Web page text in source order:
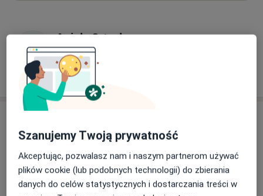
Aniela Sztark
Pediatra
Powiększ mapę
Szanujemy Twoją prywatność
Akceptując, pozwalasz nam i naszym partnerom używać
plików cookie (lub podobnych technologii) do zbierania
danych do celów statystycznych i dostarczania treści w